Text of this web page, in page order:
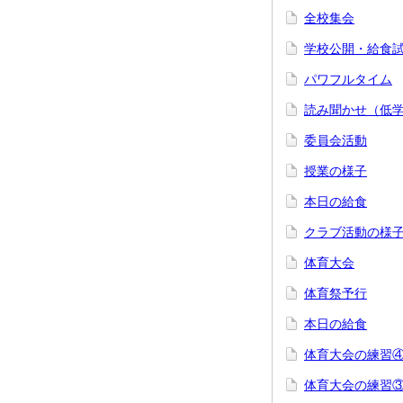
全校集会
学校公開・給食
パワフルタイム
読み聞かせ（低学
委員会活動
授業の様子
本日の給食
クラブ活動の様
体育大会
体育祭予行
本日の給食
体育大会の練習
体育大会の練習